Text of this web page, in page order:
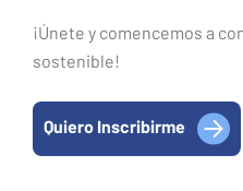
¡Únete y comencemos a
sostenible!
Quiero Inscribirme